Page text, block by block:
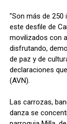
"Son más de 250
este desfile de
movilizados con
disfrutando,
de paz y de
declaraciones
(AVN).
Las carrozas,
danza se